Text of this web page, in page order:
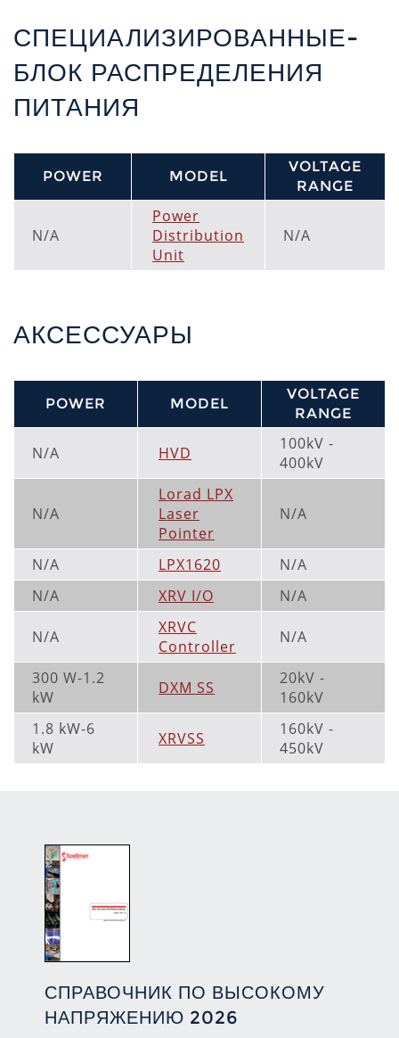
СПЕЦИАЛИЗИРОВАННЫЕ-
БЛОК РАСПРЕДЕЛЕНИЯ
ПИТАНИЯ
POWER MODEL
VOLTAGE
RANGE
N/A
Power
Distribution
Unit
N/A
АКСЕССУАРЫ
POWER MODEL
VOLTAGE
RANGE
N/A HVD
100kV -
400kV
N/A
Lorad LPX
Laser
Pointer
N/A
N/A LPX1620
N/A
N/A
XRV I/O N/A
N/A
XRVC
Controller
N/A
300 W-1.2
kW
DXM SS
20kV -
160kV
1.8 kW-6
kW
XRVSS
160kV -
450kV
СПРАВОЧНИК ПО ВЫСОКОМУ
НАПРЯЖЕНИЮ 2026